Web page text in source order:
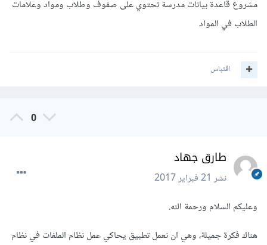
مشروع قاعدة بيانات مدرسة تحتوي على صفوف وطلاب ومواد وعلامات
الطلاب في المواد
اقتباس
0
طارق جهاد
نشر21 فبراير 2017
وعليكم السلام ورحمة الله.
هناك فكرة جميلة، وهي ان نعمل تطبيق يحاكي عمل نظام الملفات في نظام